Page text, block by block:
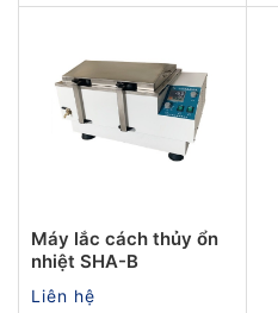
Máy lắc cách thủy ổn
nhiệt SHA-B
Liên hệ